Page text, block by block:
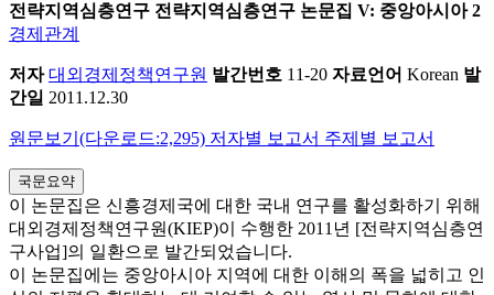
전략지역심층연구 전략지역심층연구 논문집 V: 중앙아시아 2
경제관계
저자 대외경제정책연구원 발간번호 11-20 자료언어 Korean 발
간일 2011.12.30
원문보기(다운로드:2,295) 저자별 보고서 주제별 보고서
국문요약
이 논문집은 신흥경제국에 대한 국내 연구를 활성화하기 위해
대외경제정책연구원(KIEP)이 수행한 2011년 [전략지역심층연
구사업]의 일환으로 발간되었습니다.
이 논문집에는 중앙아시아 지역에 대한 이해의 폭을 넓히고 인